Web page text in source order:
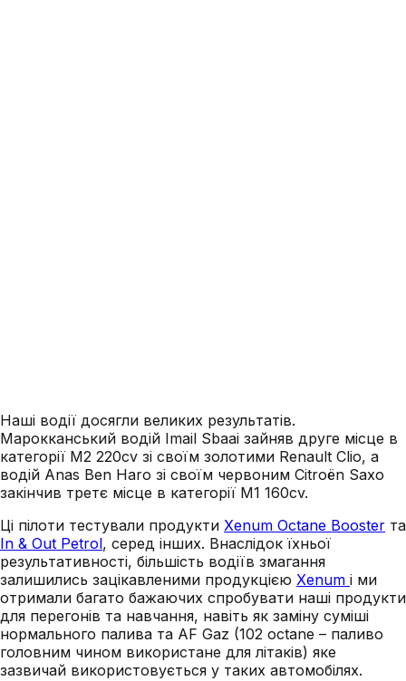
Наші водії досягли великих результатів.
Марокканський водій Imail Sbaai зайняв друге місце в
категорії M2 220cv зі своїм золотими Renault Clio, а
водій Anas Ben Haro зі своїм червоним Citroën Saxo
закінчив третє місце в категорії M1 160cv.
Ці пілоти тестували продукти Xenum Octane Booster та
In & Out Petrol, серед інших. Внаслідок їхньої
результативності, більшість водіїв змагання
залишились зацікавленими продукцією Xenum і ми
отримали багато бажаючих спробувати наші продукти
для перегонів та навчання, навіть як заміну суміші
нормального палива та AF Gaz (102 octane – паливо
головним чином використане для літаків) яке
зазвичай використовується у таких автомобілях.